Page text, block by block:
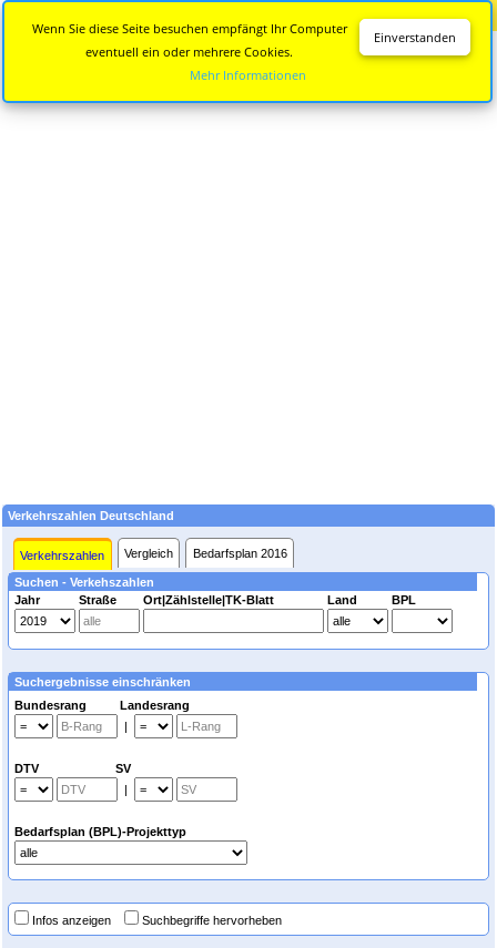
Verkehrszahlen Deutschland
Verkehrszahlen Vergleich Bedarfsplan 2016
Suchen - Verkehszahlen
Jahr
Straße Ort|Zählstelle|TK-Blatt Land BPL
Suchergebnisse einschränken
Bundesrang Landesrang
|
DTV SV
|
Bedarfsplan (BPL)-Projekttyp
Infos anzeigen Suchbegriffe hervorheben
Einverstanden
Wenn Sie diese Seite besuchen empfängt Ihr Computer
eventuell ein oder mehrere Cookies.
Mehr Informationen